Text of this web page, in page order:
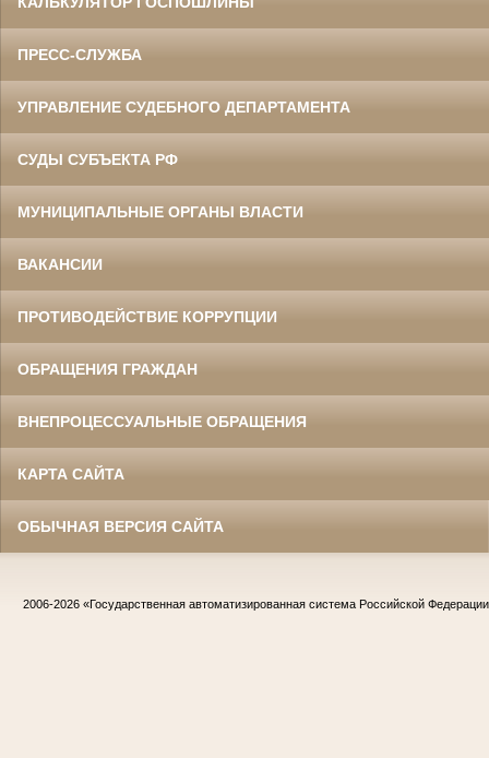
ПРЕСС-СЛУЖБА
УПРАВЛЕНИЕ СУДЕБНОГО ДЕПАРТАМЕНТА
СУДЫ СУБЪЕКТА РФ
МУНИЦИПАЛЬНЫЕ ОРГАНЫ ВЛАСТИ
ВАКАНСИИ
ПРОТИВОДЕЙСТВИЕ КОРРУПЦИИ
ОБРАЩЕНИЯ ГРАЖДАН
ВНЕПРОЦЕССУАЛЬНЫЕ ОБРАЩЕНИЯ
КАРТА САЙТА
ОБЫЧНАЯ ВЕРСИЯ САЙТА
2006-2026 «Государственная автоматизированная система Российской